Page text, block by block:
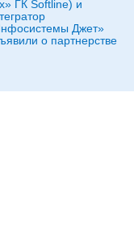
ГК Softline) и
Джет»
о партнерстве